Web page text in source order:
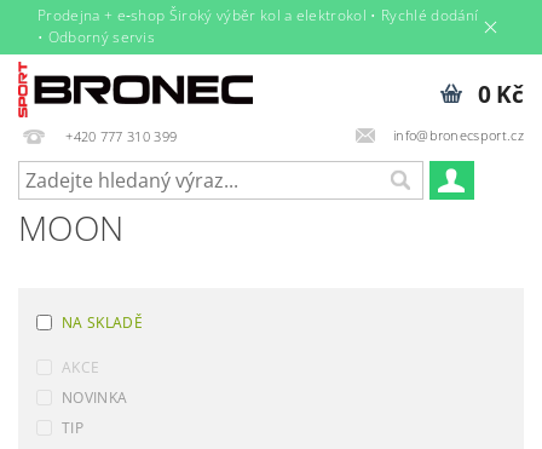
Prodejna + e‑shop Široký výběr kol a elektrokol • Rychlé dodání
• Odborný servis
+420 777 310 399 info@bronecsport.cz
0 Kč
MOON
NA SKLADĚ
AKCE
NOVINKA
TIP